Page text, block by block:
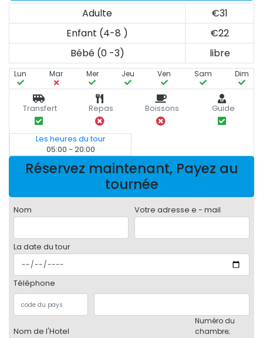
Adulte
€31
Enfant (4-8 )
€22
Bébé (0 -3)
libre
Lun Mar Mer Jeu Ven Sam Dim
Transfert Repas Boissons Guide
Les heures du tour
05:00 - 20:00
Réservez maintenant, Payez au
tournée
Nom Votre adresse e - mail
La date du tour
Téléphone
Nom de l'Hotel
Numéro du
chambre;